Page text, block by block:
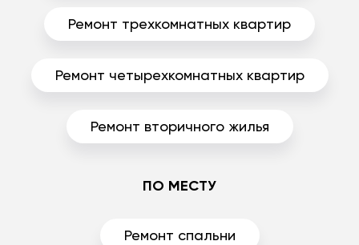
Ремонт трехкомнатных квартир
Ремонт четырехкомнатных квартир
Ремонт вторичного жилья
ПО МЕСТУ
Ремонт спальни